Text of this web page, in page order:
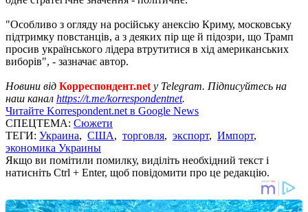
"Особливо з огляду на російську анексію Криму, московську
підтримку повстанців, а з деяких пір ще й підозри, що Трамп
просив українського лідера втрутитися в хід американських
виборів", - зазначає автор.
Новини від Корреспондент.net у Telegram. Підписуйтесь на
наш канал https://t.me/korrespondentnet.
Читайте Korrespondent.net в Google News
СПЕЦТЕМА: Сюжети
ТЕГИ: Украина, США, торговля, экспорт, Импорт,
экономика Украины
Якщо ви помітили помилку, виділіть необхідний текст і
натисніть Ctrl + Enter, щоб повідомити про це редакцію.